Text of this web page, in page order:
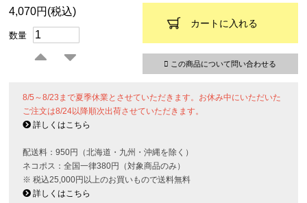
4,070円(税込)
数量
カートに入れる
この商品について問い合わせる
8/5～8/23まで夏季休業とさせていただきます。お休み中にいただいた
ご注文は8/24以降順次出荷させていただきます。
詳しくはこちら
配送料：950円（北海道・九州・沖縄を除く）
ネコポス：全国一律380円（対象商品のみ）
※ 税込25,000円以上のお買いもので送料無料
詳しくはこちら